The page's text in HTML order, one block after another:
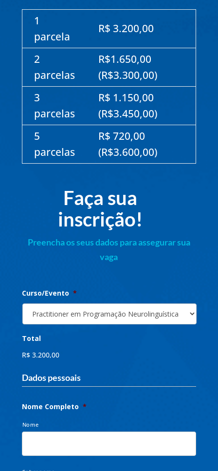
1
parcela
R$ 3.200,00
2
parcelas
R$1.650,00
(R$3.300,00)
3
parcelas
R$ 1.150,00
(R$3.450,00)
5
parcelas
R$ 720,00
(R$3.600,00)
Faça sua
inscrição!
Preencha os seus dados para assegurar sua
vaga
Curso/Evento *
Total
R$ 3.200,00
Dados pessoais
Nome Completo *
Nome